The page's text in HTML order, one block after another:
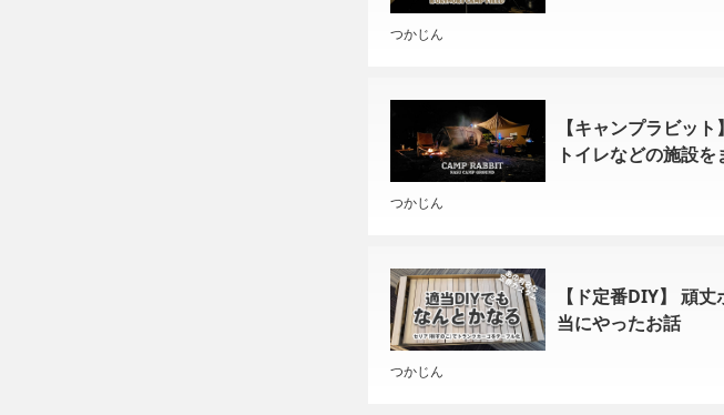
つかじん
【キャンプラビッ
トイレなどの施設
つかじん
【ド定番DIY】 頑
当にやったお話
つかじん